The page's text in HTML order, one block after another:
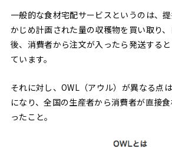
一般的な食材宅配サービスというのは、
かじめ計画された量の収穫物を買い取り
後、消費者から注文が入ったら発送する
ています。
それに対し、OWL（アウル）が異なる点
になり、全国の生産者から消費者が直接
ったこと。